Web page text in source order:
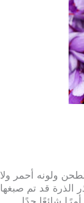
ولونه أحمر ولا
الذرة قد تم صبغها